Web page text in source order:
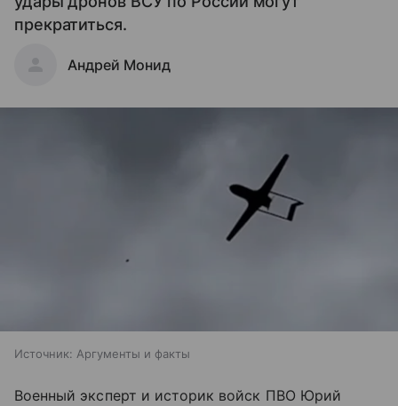
прекратиться.
Андрей Монид
Источник: Аргументы и факты
Военный эксперт и историк войск ПВО Юрий